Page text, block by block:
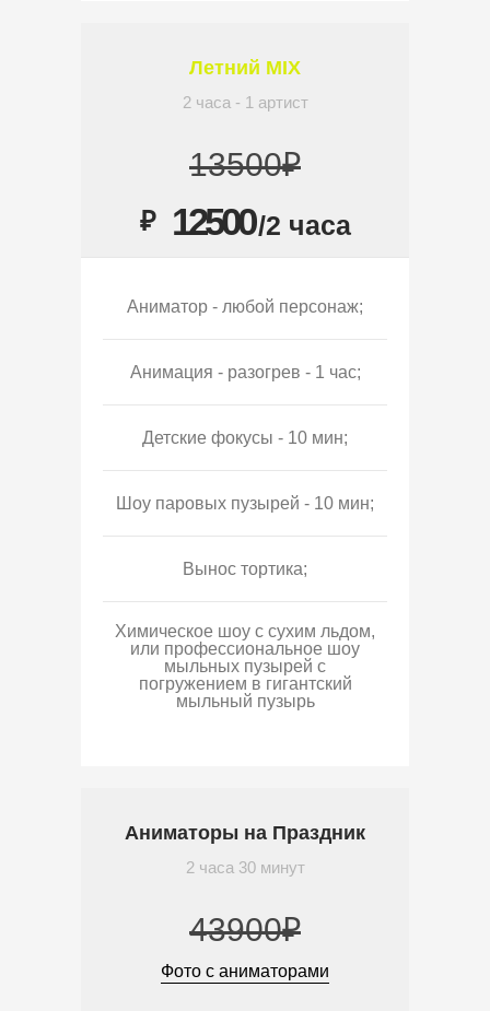
Летний MIX
2 часа - 1 артист
13500₽
₽ 12500/2 часа
Аниматор - любой персонаж;
Анимация - разогрев - 1 час;
Детские фокусы - 10 мин;
Шоу паровых пузырей - 10 мин;
Вынос тортика;
Химическое шоу с сухим льдом,
или профессиональное шоу
мыльных пузырей с
погружением в гигантский
мыльный пузырь
Аниматоры на Праздник
2 часа 30 минут
43900₽
Фото с аниматорами